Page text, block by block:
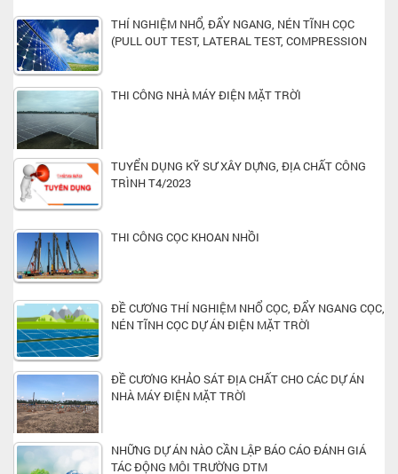
THÍ NGHIỆM NHỔ, ĐẨY NGANG, NÉN TĨNH CỌC
(PULL OUT TEST, LATERAL TEST, COMPRESSION
THI CÔNG NHÀ MÁY ĐIỆN MẶT TRỜI
TUYỂN DỤNG KỸ SƯ XÂY DỰNG, ĐỊA CHẤT CÔNG
TRÌNH T4/2023
THI CÔNG CỌC KHOAN NHỒI
ĐỀ CƯƠNG THÍ NGHIỆM NHỔ CỌC, ĐẨY NGANG CỌC,
NÉN TĨNH CỌC DỰ ÁN ĐIỆN MẶT TRỜI
ĐỀ CƯƠNG KHẢO SÁT ĐỊA CHẤT CHO CÁC DỰ ÁN
NHÀ MÁY ĐIỆN MẶT TRỜI
NHỮNG DỰ ÁN NÀO CẦN LẬP BÁO CÁO ĐÁNH GIÁ
TÁC ĐỘNG MÔI TRƯỜNG DTM